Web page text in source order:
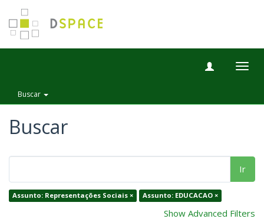
Buscar
Buscar
Ir
Assunto: Representações Sociais × Assunto: EDUCACAO ×
Show Advanced Filters